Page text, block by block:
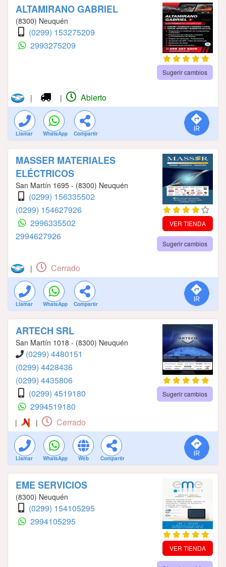
ALTAMIRANO GABRIEL
(8300) Neuquén
(0299) 153275209
2993275209
Sugerir cambios
| | Abierto
Llamar WhatsApp Compartir
MASSER MATERIALES
ELÉCTRICOS
San Martín 1695 - (8300) Neuquén
(0299) 156335502
(0299) 154627926
2996335502
2994627926
VER TIENDA
Sugerir cambios
| Cerrado
Llamar WhatsApp Compartir
ARTECH SRL
San Martín 1018 - (8300) Neuquén
(0299) 4480151
(0299) 4428436
(0299) 4435806
(0299) 4519180
2994519180
Sugerir cambios
| | Cerrado
Llamar WhatsApp Web Compartir
EME SERVICIOS
(8300) Neuquén
(0299) 154105295
2994105295
VER TIENDA